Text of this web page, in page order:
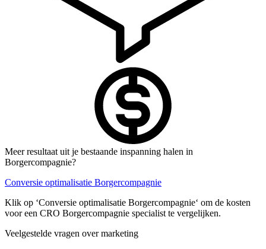
Meer resultaat uit je bestaande inspanning halen in
Borgercompagnie?
Conversie optimalisatie Borgercompagnie
Klik op ‘Conversie optimalisatie Borgercompagnie‘ om de kosten
voor een CRO Borgercompagnie specialist te vergelijken.
Veelgestelde vragen over marketing